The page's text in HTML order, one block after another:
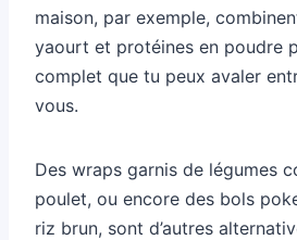
maison, par exemple,
yaourt et protéines en poudre
complet que tu peux avaler
vous.
Des wraps garnis de légumes
poulet, ou encore des bols
riz brun, sont d’autres